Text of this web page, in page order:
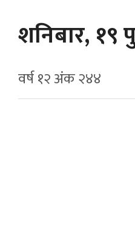
शनिबार, १९
वर्ष १२ अ‍ंक २४४